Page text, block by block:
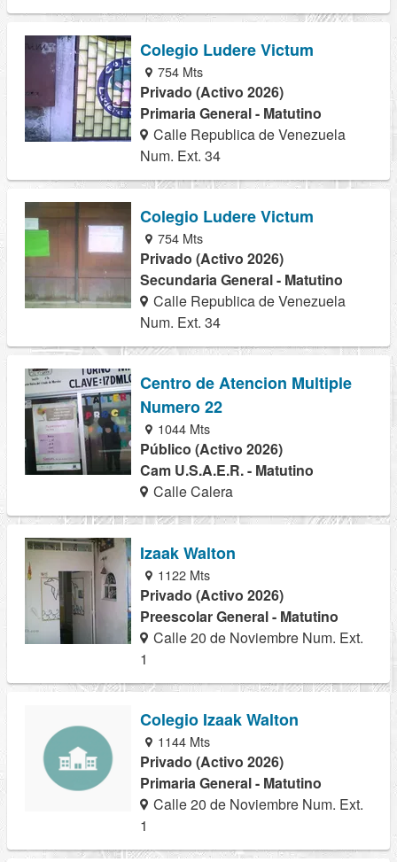
Colegio Ludere Victum
754 Mts
Privado (Activo 2026)
Primaria General - Matutino
Calle Republica de Venezuela
Num. Ext. 34
Colegio Ludere Victum
754 Mts
Privado (Activo 2026)
Secundaria General - Matutino
Calle Republica de Venezuela
Num. Ext. 34
Centro de Atencion Multiple
Numero 22
1044 Mts
Público (Activo 2026)
Cam U.S.A.E.R. - Matutino
Calle Calera
Izaak Walton
1122 Mts
Privado (Activo 2026)
Preescolar General - Matutino
Calle 20 de Noviembre Num. Ext.
1
Colegio Izaak Walton
1144 Mts
Privado (Activo 2026)
Primaria General - Matutino
Calle 20 de Noviembre Num. Ext.
1